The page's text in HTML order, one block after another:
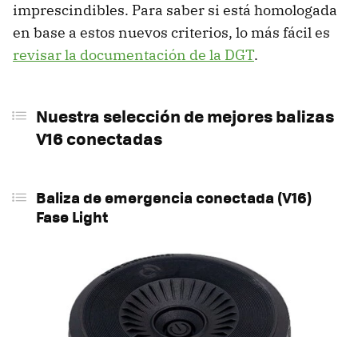
imprescindibles. Para saber si está homologada
en base a estos nuevos criterios, lo más fácil es
revisar la documentación de la DGT.
Nuestra selección de mejores balizas
V16 conectadas
Baliza de emergencia conectada (V16)
Fase Light